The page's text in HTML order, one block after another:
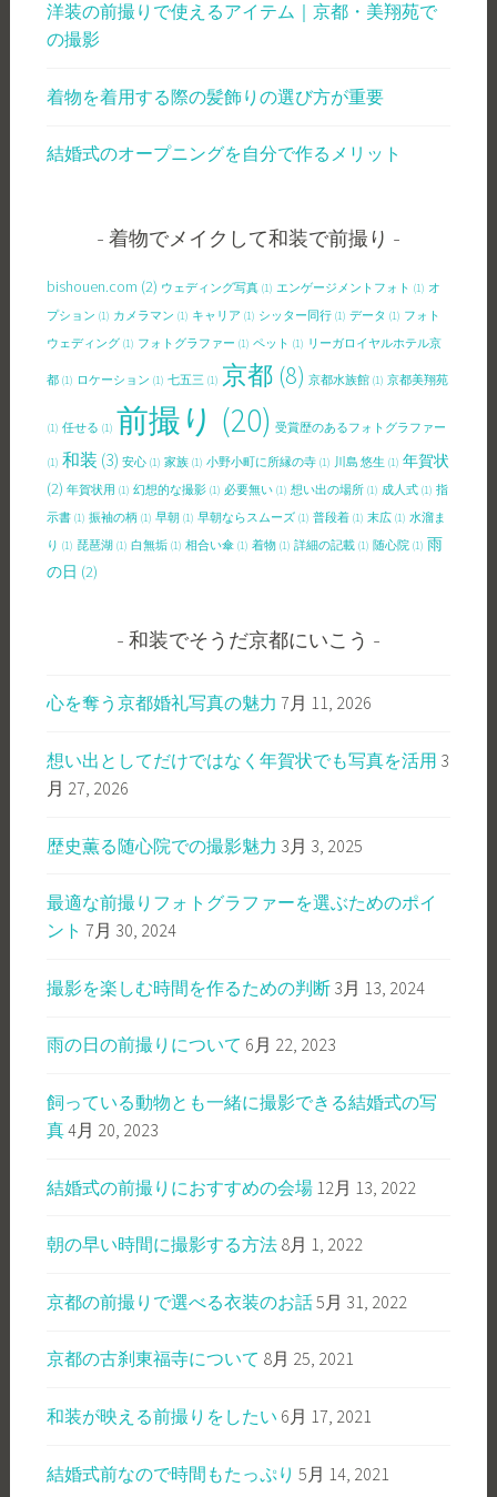
洋装の前撮りで使えるアイテム｜京都・美翔苑で
の撮影
着物を着用する際の髪飾りの選び方が重要
結婚式のオープニングを自分で作るメリット
着物でメイクして和装で前撮り
bishouen.com (2) ウェディング写真(1) エンゲージメントフォト (1) オ
プション (1) カメラマン (1) キャリア (1) シッター同行(1) データ (1) フォト
ウェディング(1) フォトグラファー (1) ペット (1) リーガロイヤルホテル京
都(1) ロケーション (1) 七五三 (1) 京都(8) 京都水族館(1) 京都美翔苑
(1) 任せる (1) 前撮り (20) 受賞歴のあるフォトグラファー
(1) 和装 (3) 安心(1) 家族(1) 小野小町に所縁の寺(1) 川島 悠生 (1) 年賀状
(2) 年賀状用 (1) 幻想的な撮影(1) 必要無い(1) 想い出の場所(1) 成人式(1) 指
示書(1) 振袖の柄(1) 早朝 (1) 早朝ならスムーズ(1) 普段着(1) 末広(1) 水溜ま
り (1) 琵琶湖(1) 白無垢(1) 相合い傘(1) 着物(1) 詳細の記載(1) 随心院(1) 雨
の日 (2)
和装でそうだ京都にいこう
心を奪う京都婚礼写真の魅力 7月 11, 2026
想い出としてだけではなく年賀状でも写真を活用 3
月 27, 2026
歴史薫る随心院での撮影魅力 3月 3, 2025
最適な前撮りフォトグラファーを選ぶためのポイ
ント 7月 30, 2024
撮影を楽しむ時間を作るための判断 3月 13, 2024
雨の日の前撮りについて 6月 22, 2023
飼っている動物とも一緒に撮影できる結婚式の写
真4月 20, 2023
結婚式の前撮りにおすすめの会場 12月 13, 2022
朝の早い時間に撮影する方法 8月 1, 2022
京都の前撮りで選べる衣装のお話5月 31, 2022
京都の古刹東福寺について 8月 25, 2021
和装が映える前撮りをしたい 6月 17, 2021
結婚式前なので時間もたっぷり 5月 14, 2021